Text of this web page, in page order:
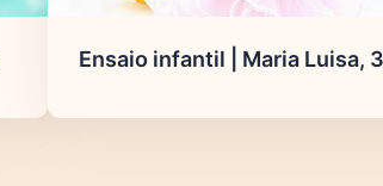
Ensaio infantil | Maria Luisa,